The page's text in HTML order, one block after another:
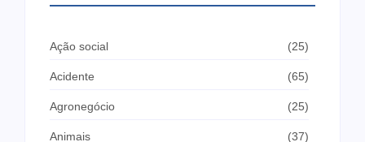
Ação social (25)
Acidente (65)
Agronegócio (25)
Animais (37)